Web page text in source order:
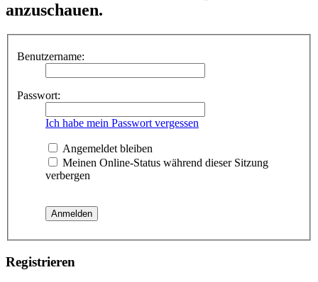
anzuschauen.
Benutzername:
Passwort:
Ich habe mein Passwort vergessen
Angemeldet bleiben
Meinen Online-Status während dieser Sitzung
verbergen
Registrieren